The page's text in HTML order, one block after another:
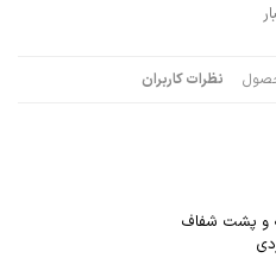
نظرات کاربران
و پشت شفاف